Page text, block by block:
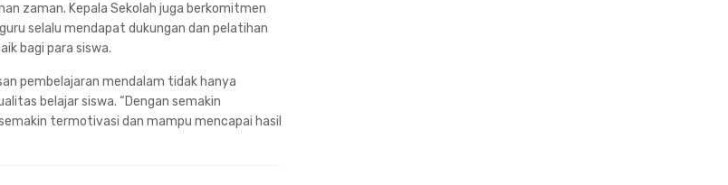
zaman. Kepala Sekolah juga berkomitmen
selalu mendapat dukungan dan pelatihan
bagi para siswa.
pembelajaran mendalam tidak hanya
belajar siswa. “Dengan semakin
termotivasi dan mampu mencapai hasil